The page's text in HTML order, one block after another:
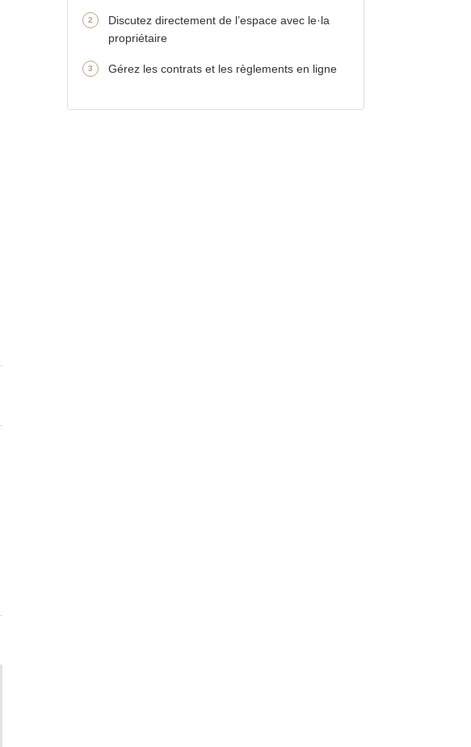
Discutez directement de l’espace avec le·la
propriétaire
Gérez les contrats et les règlements en ligne